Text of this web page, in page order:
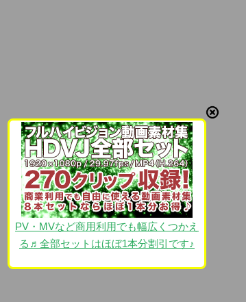
PV・MVなど商用利用でも幅広くつかえ
る♬全部セットはほぼ1本分割引です♪